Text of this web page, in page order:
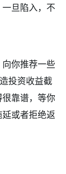
旦陷入，不
你推荐一些
投资收益截
靠谱，等你
或者拒绝返